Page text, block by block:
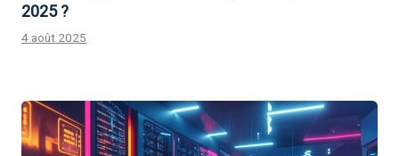
2025 ?
4 août 2025